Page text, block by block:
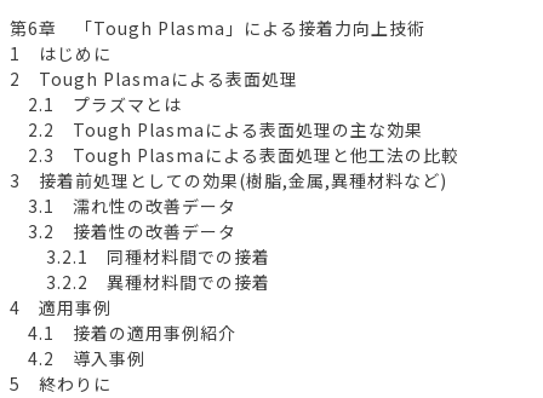
第6章 「Tough Plasma」による接着力向上技術
1 はじめに
2 Tough Plasmaによる表面処理
2.1 プラズマとは
2.2 Tough Plasmaによる表面処理の主な効果
2.3 Tough Plasmaによる表面処理と他工法の比較
3 接着前処理としての効果(樹脂,金属,異種材料など)
3.1 濡れ性の改善データ
3.2 接着性の改善データ
3.2.1 同種材料間での接着
3.2.2 異種材料間での接着
4 適用事例
4.1 接着の適用事例紹介
4.2 導入事例
5 終わりに